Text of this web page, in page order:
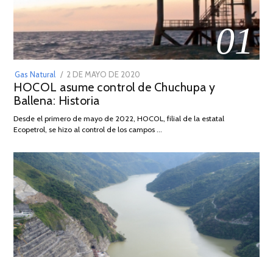
01
Gas Natural
POSTED
ON
2 DE MAYO DE 2020
DE
2026
HOCOL asume control de Chuchupa y
Ballena: Historia
Desde el primero de mayo de 2022, HOCOL, filial de la estatal
Ecopetrol, se hizo al control de los campos …